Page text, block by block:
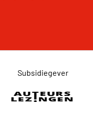
Subsidiegever